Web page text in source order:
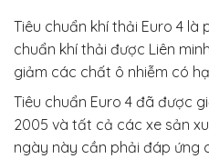
Tiêu chuẩn khí thải Euro 4 là
chuẩn khí thải được Liên
giảm các chất ô nhiễm có
Tiêu chuẩn Euro 4 đã được
2005 và tất cả các xe sản
ngày này cần phải đáp ứng